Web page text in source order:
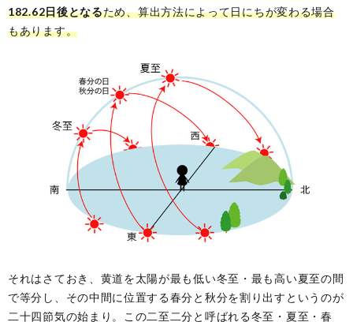
182.62日後となるため、算出方法によって日にちが変わる場合
もあります。
それはさておき、黄道を太陽が最も低い冬至・最も高い夏至の間
で等分し、その中間に位置する春分と秋分を割り出すというのが
二十四節気の始まり。この二至二分と呼ばれる冬至・夏至・春